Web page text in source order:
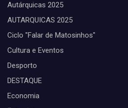
Autárquicas 2025
AUTARQUICAS 2025
Ciclo "Falar de Matosinhos"
Cultura e Eventos
Desporto
DESTAQUE
Economia